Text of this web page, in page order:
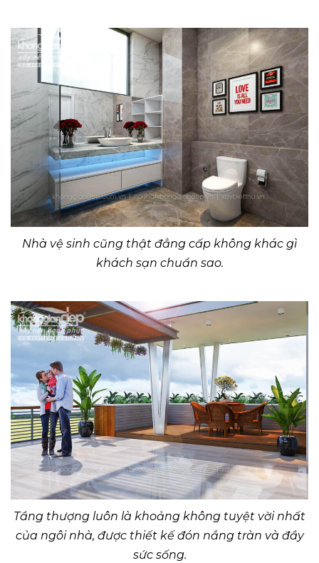
Nhà vệ sinh cũng thật đẳng cấp không khác gì
khách sạn chuẩn sao.
Tầng thượng luôn là khoảng không tuyệt vời nhất
của ngôi nhà, được thiết kế đón nắng tràn và đầy
sức sống.